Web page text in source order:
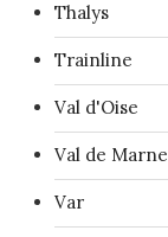
Thalys
Trainline
Val d'Oise
Val de Marne
Var